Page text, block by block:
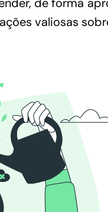
de forma
valiosas